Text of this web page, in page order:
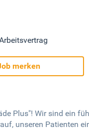
merken
Plus"! Wir sind ein
unseren Patienten